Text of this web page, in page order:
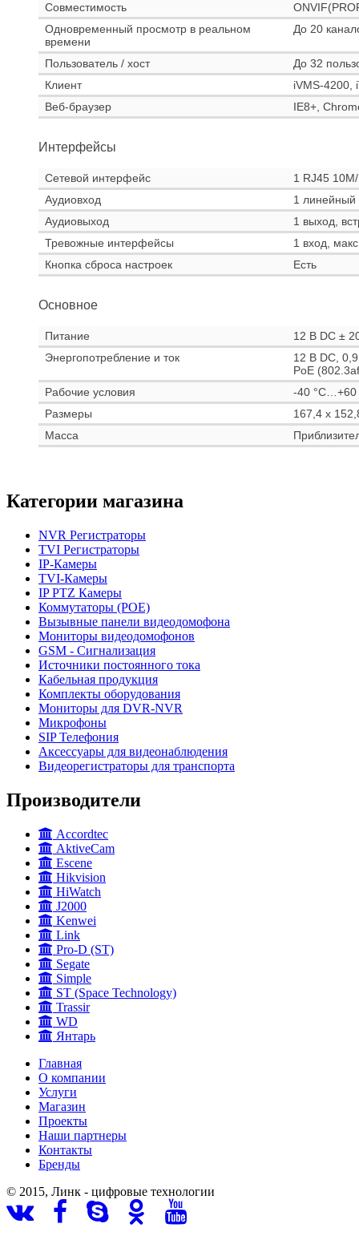
Совместимость
Одновременный просмотр в реальном
времени
До 20
Пользователь / хост
До 32
Клиент
iVMS-4200,
Веб-браузер
IE8+,
Интерфейсы
Сетевой интерфейс
1 RJ45
Аудиовход
1 линейный
Аудиовыход
1 выход,
Тревожные интерфейсы
1 вход,
Кнопка сброса настроек
Есть
Основное
Питание
12 В DC ±
Энергопотребление и ток
12 В DC,
PoE
Рабочие условия
-40 °C…+60
Размеры
167,4 х
Масса
Категории магазина
NVR Регистраторы
TVI Регистраторы
IP-Камеры
TVI-Камеры
IP PTZ Камеры
Коммутаторы (POE)
Вызывные панели видеодомофона
Мониторы видеодомофонов
GSM - Сигнализация
Источники постоянного тока
Кабельная продукция
Комплекты оборудования
Мониторы для DVR-NVR
Микрофоны
SIP Телефония
Аксессуары для видеонаблюдения
Видеорегистраторы для транспорта
Производители
Accordtec
AktiveCam
Escene
Hikvision
HiWatch
J2000
Kenwei
Link
Pro-D (ST)
Segate
Simple
ST (Space Technology)
Trassir
WD
Янтарь
Главная
О компании
Услуги
Магазин
Проекты
Наши партнеры
Контакты
Бренды
© 2015, Линк - цифровые технологии